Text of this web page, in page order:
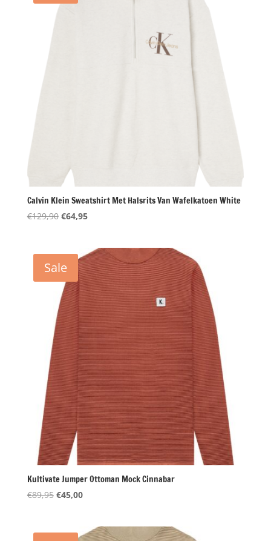
Calvin Klein Sweatshirt Met Halsrits Van Wafelkatoen White
€129,90 Oorspronkelijke
€129,90.
€64,95Huidige
€64,95.
Sale
Kultivate Jumper Ottoman Mock Cinnabar
€89,95 Oorspronkelijke
€89,95.
€45,00Huidige
€45,00.